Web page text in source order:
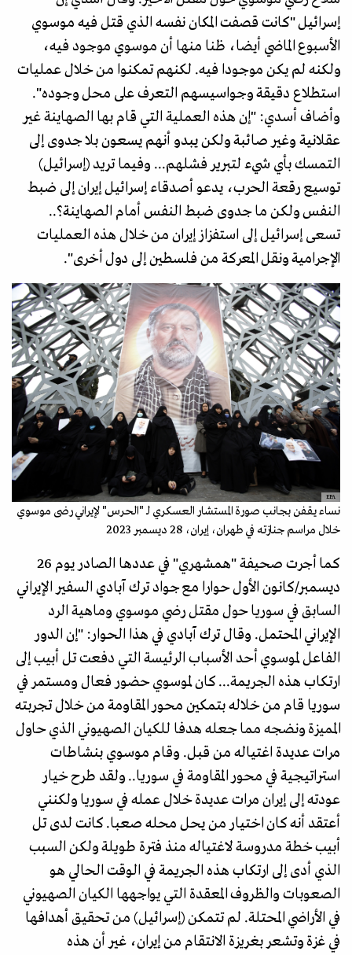
إسرائيل "كانت قصفت المكان نفسه الذي قتل فيه موسوي
الأسبوع الماضي أيضا، ظنا منها أن موسوي موجود فيه،
ولكنه لم يكن موجودا فيه. لكنهم تمكنوا من خلال عمليات
استطلاع دقيقة وجواسيسهم التعرف على محل وجوده".
وأضاف أسدي: "إن هذه العملية التي قام بها الصهاينة غير
عقلانية وغير صائبة ولكن يبدو أنهم يسعون بلا جدوى إلى
التمسك بأي شيء لتبرير فشلهم... وفيما تريد (إسرائيل)
توسيع رقعة الحرب، يدعو أصدقاء إسرائيل إيران إلى ضبط
النفس ولكن ما جدوى ضبط النفس أمام الصهاينة؟..
تسعى إسرائيل إلى استفزاز إيران من خلال هذه العمليات
الإجرامية ونقل المعركة من فلسطين إلى دول أخرى".
EPA
نساء يقفن بجانب صورة المستشار العسكري لـ "الحرس" لإيراني رضى موسوي
خلال مراسم جنازته في طهران، إيران، 28 ديسمبر 2023
كما أجرت صحيفة "همشهري" في عددها الصادر يوم 26
ديسمبر/كانون الأول حوارا مع جواد ترك آبادي السفير الإيراني
السابق في سوريا حول مقتل رضي موسوي وماهية الرد
الإيراني المحتمل. وقال ترك آبادي في هذا الحوار: "إن الدور
الفاعل لموسوي أحد الأسباب الرئيسة التي دفعت تل أبيب إلى
ارتكاب هذه الجريمة... كان لموسوي حضور فعال ومستمر في
سوريا قام من خلاله بتمكين محور المقاومة من خلال تجربته
المميزة ونضجه مما جعله هدفا للكيان الصهيوني الذي حاول
مرات عديدة اغتياله من قبل. وقام موسوي بنشاطات
استراتيجية في محور المقاومة في سوريا.. ولقد طرح خيار
عودته إلى إيران مرات عديدة خلال عمله في سوريا ولكنني
أعتقد أنه كان اختيار من يحل محله صعبا. كانت لدى تل
أبيب خطة مدروسة لاغتياله منذ فترة طويلة ولكن السبب
الذي أدى إلى ارتكاب هذه الجريمة في الوقت الحالي هو
الصعوبات والظروف المعقدة التي يواجهها الكيان الصهيوني
في الأراضي المحتلة. لم تتمكن (إسرائيل) من تحقيق أهدافها
في غزة وتشعر بغريزة الانتقام من إيران، غير أن هذه